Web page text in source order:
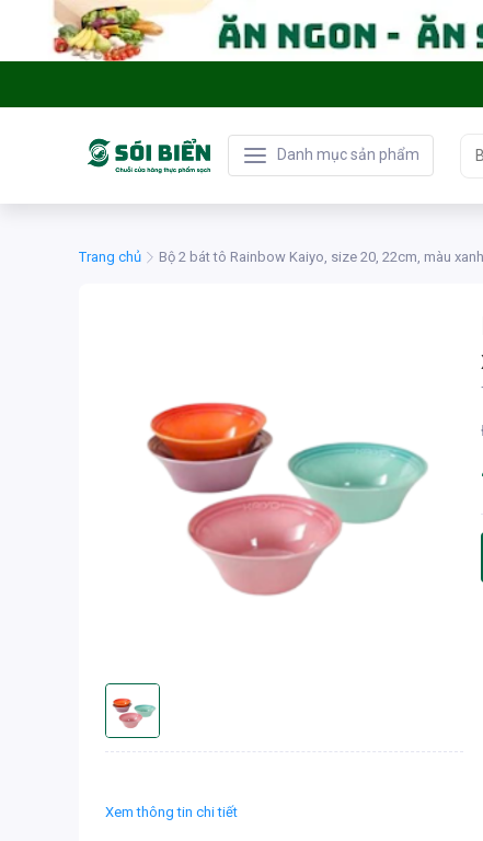
Danh mục sản phẩm
Trang chủ Bộ 2 bát tô Rainbow Kaiyo, size 20, 22cm, màu
Xem thông tin chi tiết